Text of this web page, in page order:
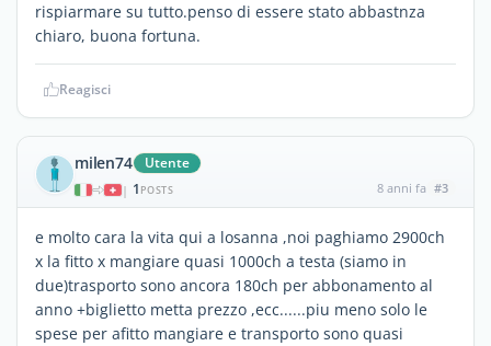
rispiarmare su tutto.penso di essere stato abbastnza
chiaro, buona fortuna.
Reagisci
milen74 Utente
| 1 POSTS 8 anni fa #3
e molto cara la vita qui a losanna ,noi paghiamo 2900ch
x la fitto x mangiare quasi 1000ch a testa (siamo in
due)trasporto sono ancora 180ch per abbonamento al
anno +biglietto metta prezzo ,ecc......piu meno solo le
spese per afitto mangiare e transporto sono quasi